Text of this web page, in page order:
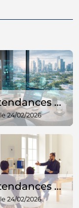
Les tendances du freelancing en 2026
24/02/2026
Les tendances business en ligne qui explosent en 2026
24/02/2026